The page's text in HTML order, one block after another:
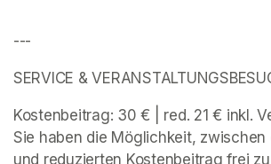
---
SERVICE &
Kostenbeitrag: 30 € | red. 21 € inkl.
Sie haben die Möglichkeit, zwischen
und reduzierten Kostenbeitrag frei